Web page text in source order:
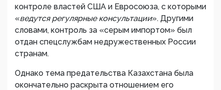
контроле властей США и Евросоюза, с которыми
«ведутся регулярные консультации». Другими
словами, контроль за «серым импортом» был
отдан спецслужбам недружественных России
странам.
Однако тема предательства Казахстана была
окончательно раскрыта отношением его